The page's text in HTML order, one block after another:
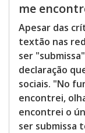
me
Apesar das
textão nas
ser
declaração
sociais. "No
encontrei,
encontrei o
ser submissa